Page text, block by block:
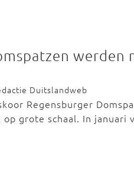
werden
Duitslandweb
Regensburger
grote schaal. In januari